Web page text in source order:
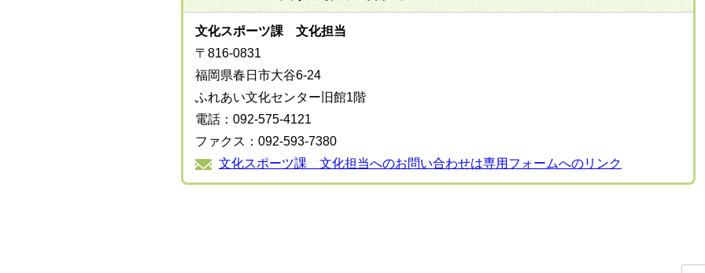
文化スポーツ課 文化担当
〒816-0831
福岡県春日市大谷6-24
ふれあい文化センター旧館1階
電話：092-575-4121
ファクス：092-593-7380
文化スポーツ課 文化担当へのお問い合わせは専用フォームへのリンク